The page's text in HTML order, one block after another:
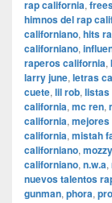
rap california,
himnos del rap
californiano, hits
californiano,
raperos california,
larry june, letras
cuete, lil rob, listas
california, mc ren,
california,
california, mistah
californiano, mozzy
californiano, n.w.a,
nuevos talentos
gunman, phora,